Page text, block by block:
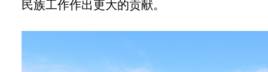
民族工作作出更大的贡献。